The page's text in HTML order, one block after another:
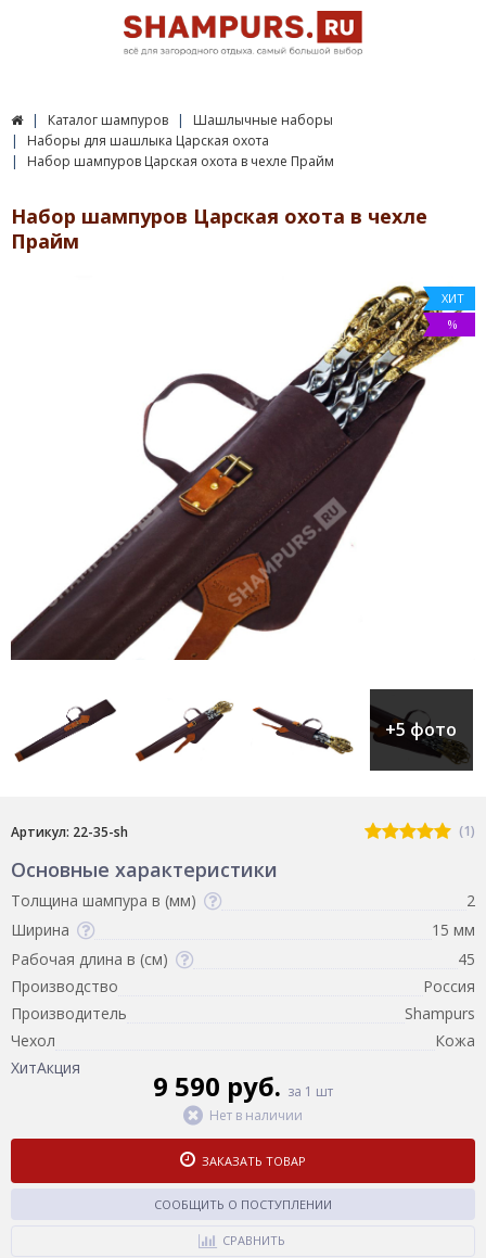
Каталог шампуров
Шашлычные наборы
Наборы для шашлыка Царская охота
Набор шампуров Царская охота в чехле Прайм
Набор шампуров Царская охота в чехле
Прайм
ХИТ
%
+5 фото
Артикул: 22-35-sh (1)
Основные характеристики
Толщина шампура в (мм)
2
Ширина
15 мм
Рабочая длина в (см)
45
Производство
Россия
Производитель
Shampurs
Чехол
Кожа
ХитАкция
9 590 руб. за 1 шт
Нет в наличии
ЗАКАЗАТЬ ТОВАР
СООБЩИТЬ О ПОСТУПЛЕНИИ
СРАВНИТЬ